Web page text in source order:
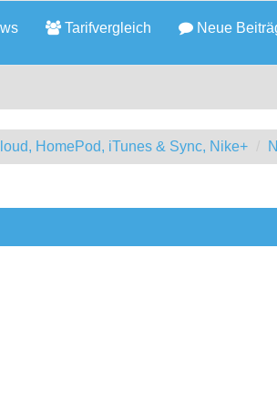
Tarifvergleich Neue
HomePod, iTunes & Sync, Nike+